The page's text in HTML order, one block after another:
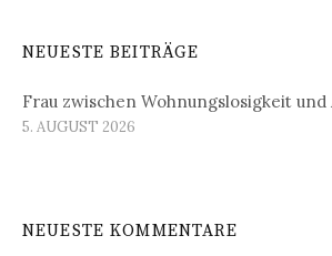
NEUESTE BEITRÄGE
Frau zwischen Wohnungslosigkeit und
5. AUGUST 2026
NEUESTE KOMMENTARE